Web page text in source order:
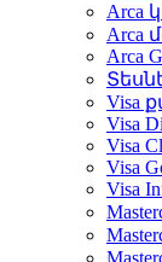
Arca
Arca
Arca
Visa
Visa
Visa
Visa
Visa